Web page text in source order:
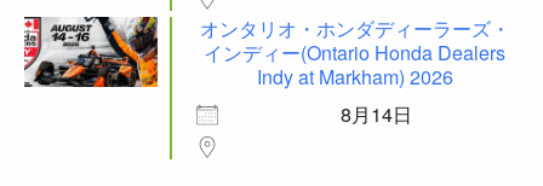
オンタリオ・ホンダディーラーズ・
インディー(Ontario Honda Dealers
Indy at Markham) 2026
8月14日